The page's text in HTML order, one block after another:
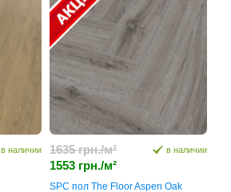
в наличии
1635 грн./м²
1553 грн./м²
в наличии
SPC пол The Floor Aspen Oak